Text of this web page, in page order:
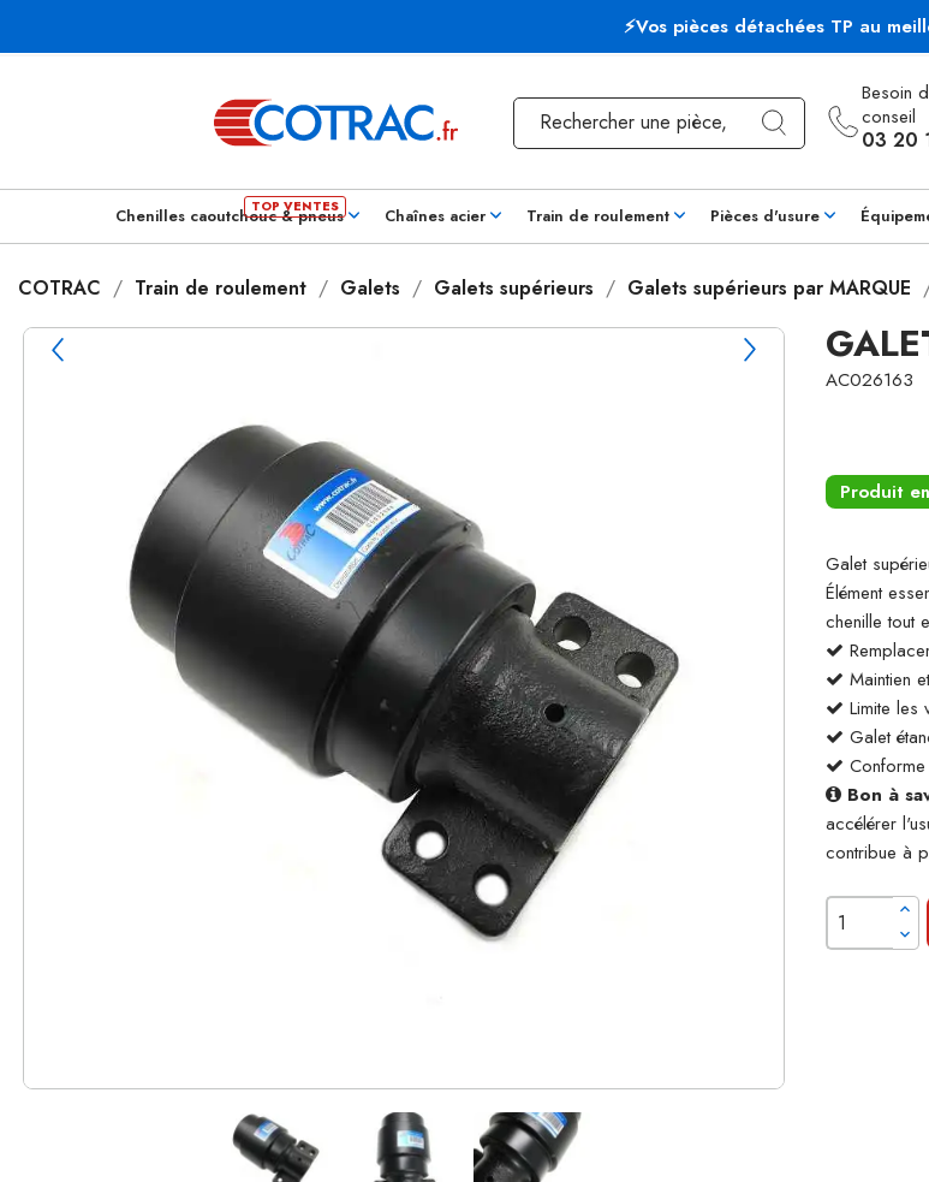
⚡Vos pièces détachées TP au
Besoin
conseil
03 20
Chenilles caoutchouc & pneus Chaînes acier Train de roulement Pièces d'usure
COTRAC Train de roulement Galets Galets supérieurs Galets supérieurs par MARQUE
AC026163
Produit
Galet
Élément
chenille tout
Maintien
Limite les
Galet
Bon à
accélérer
contribue à